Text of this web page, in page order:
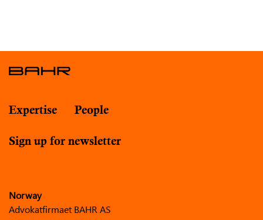
Expertise People
Sign up for newsletter
Norway
Advokatfirmaet BAHR AS